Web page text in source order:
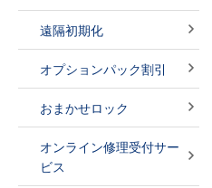
遠隔初期化
オプションパック割引
おまかせロック
オンライン修理受付サー
ビス